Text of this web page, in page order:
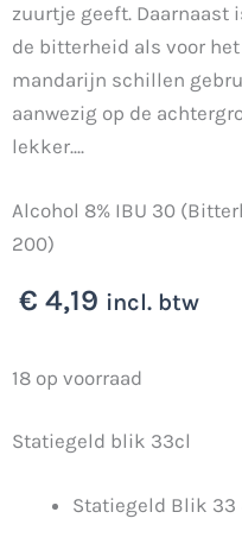
zuurtje geeft. Daarnaast
de bitterheid als voor
mandarijn schillen
aanwezig op de
lekker....
Alcohol 8% IBU 30
200)
€ 4,19 incl. btw
18 op voorraad
Statiegeld blik 33cl
Statiegeld Blik
Terwijde
Tripel